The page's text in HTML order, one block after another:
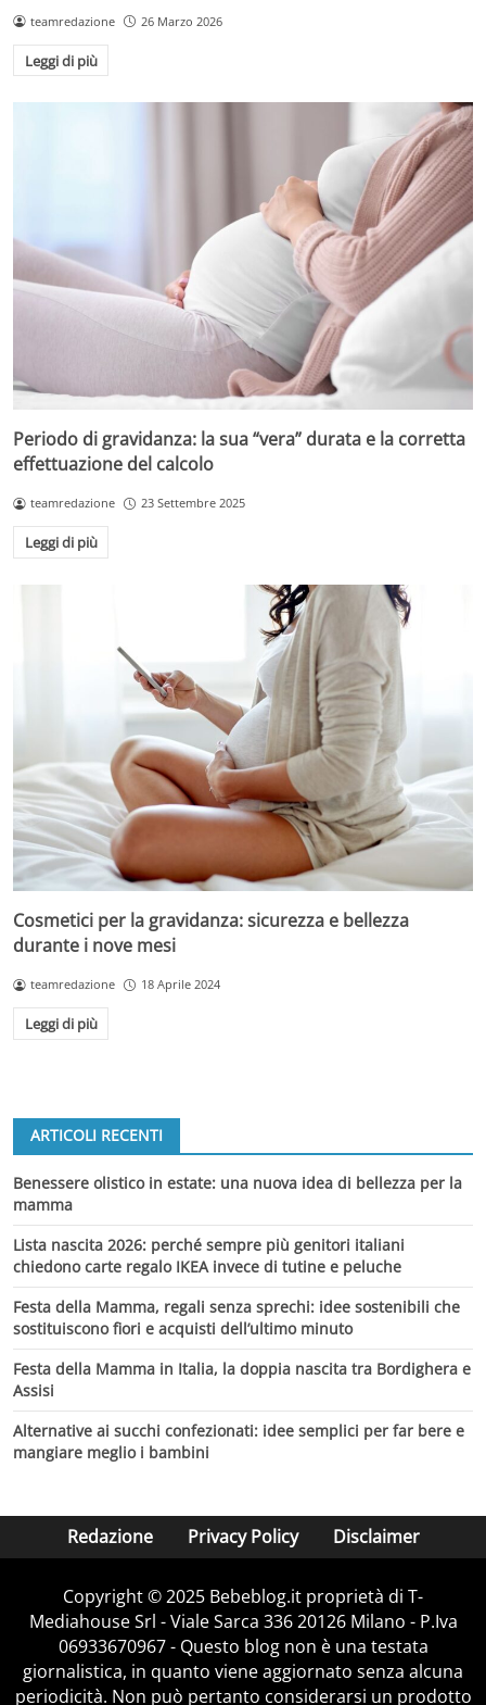
teamredazione 26 Marzo 2026
Leggi di più
Periodo di gravidanza: la sua “vera” durata e la corretta
effettuazione del calcolo
teamredazione 23 Settembre 2025
Leggi di più
Cosmetici per la gravidanza: sicurezza e bellezza
durante i nove mesi
teamredazione 18 Aprile 2024
Leggi di più
ARTICOLI RECENTI
Benessere olistico in estate: una nuova idea di bellezza per la
mamma
Lista nascita 2026: perché sempre più genitori italiani
chiedono carte regalo IKEA invece di tutine e peluche
Festa della Mamma, regali senza sprechi: idee sostenibili che
sostituiscono fiori e acquisti dell’ultimo minuto
Festa della Mamma in Italia, la doppia nascita tra Bordighera e
Assisi
Alternative ai succhi confezionati: idee semplici per far bere e
mangiare meglio i bambini
Redazione Privacy Policy Disclaimer
Copyright © 2025 Bebeblog.it proprietà di T-
Mediahouse Srl - Viale Sarca 336 20126 Milano - P.Iva
06933670967 - Questo blog non è una testata
giornalistica, in quanto viene aggiornato senza alcuna
periodicità. Non può pertanto considerarsi un prodotto